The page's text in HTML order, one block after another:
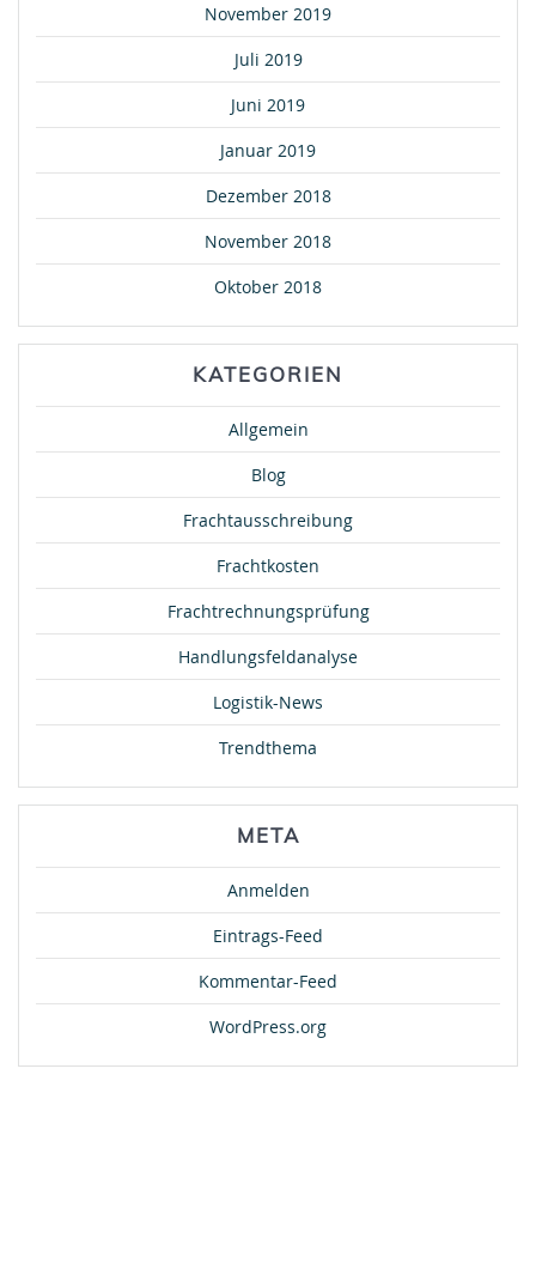
November 2019
Juli 2019
Juni 2019
Januar 2019
Dezember 2018
November 2018
Oktober 2018
KATEGORIEN
Allgemein
Blog
Frachtausschreibung
Frachtkosten
Frachtrechnungsprüfung
Handlungsfeldanalyse
Logistik-News
Trendthema
META
Anmelden
Eintrags-Feed
Kommentar-Feed
WordPress.org